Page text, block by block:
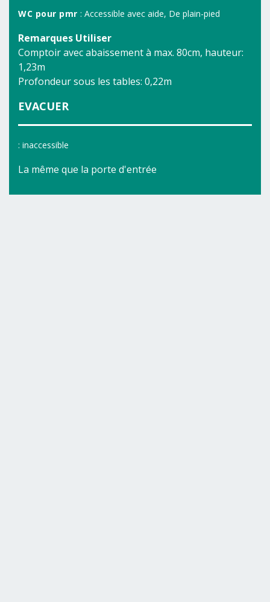
WC pour pmr : Accessible avec aide, De plain-pied
Remarques Utiliser
Comptoir avec abaissement à max. 80cm, hauteur:
1,23m
Profondeur sous les tables: 0,22m
EVACUER
: inaccessible
La même que la porte d'entrée